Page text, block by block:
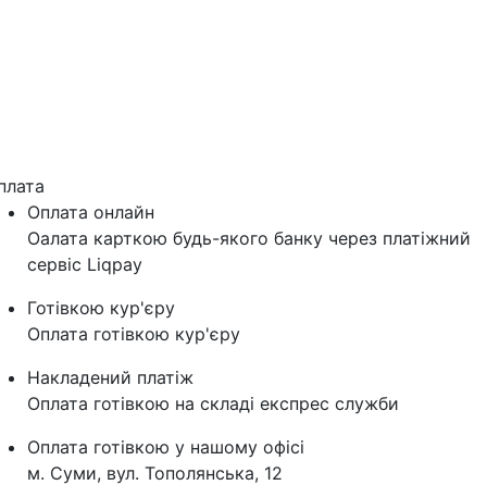
Оплата онлайн
Оалата карткою будь-якого банку через платіжний
сервіс Liqpay
Готівкою кур'єру
Оплата готівкою кур'єру
Накладений платіж
Оплата готівкою на складі експрес служби
Оплата готівкою у нашому офісі
м. Суми, вул. Тополянська, 12